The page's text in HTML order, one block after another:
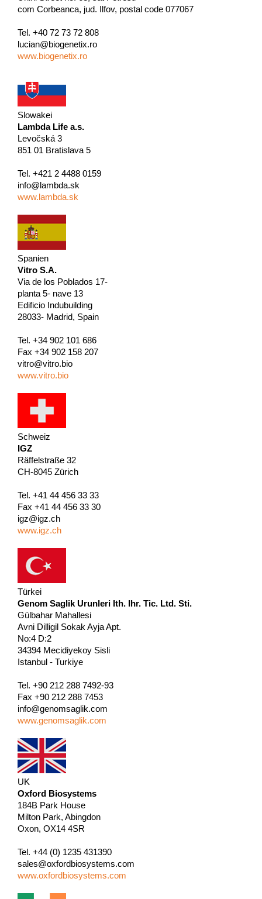
com Corbeanca, jud. Ilfov, postal code 077067
Tel. +40 72 73 72 808
lucian@biogenetix.ro
www.biogenetix.ro
Slowakei
Lambda Life a.s.
Levočská 3
851 01 Bratislava 5
Tel. +421 2 4488 0159
info@lambda.sk
www.lambda.sk
Spanien
Vitro S.A.
Via de los Poblados 17-
planta 5- nave 13
Edificio Indubuilding
28033- Madrid, Spain
Tel. +34 902 101 686
Fax +34 902 158 207
vitro@vitro.bio
www.vitro.bio
Schweiz
IGZ
Räffelstraße 32
CH-8045 Zürich
Tel. +41 44 456 33 33
Fax +41 44 456 33 30
igz@igz.ch
www.igz.ch
Türkei
Genom Saglik Urunleri Ith. Ihr. Tic. Ltd. Sti.
Gülbahar Mahallesi
Avni Dilligil Sokak Ayja Apt.
No:4 D:2
34394 Mecidiyekoy Sisli
Istanbul - Turkiye
Tel. +90 212 288 7492-93
Fax +90 212 288 7453
info@genomsaglik.com
www.genomsaglik.com
UK
Oxford Biosystems
184B Park House
Milton Park, Abingdon
Oxon, OX14 4SR
Tel. +44 (0) 1235 431390
sales@oxfordbiosystems.com
www.oxfordbiosystems.com